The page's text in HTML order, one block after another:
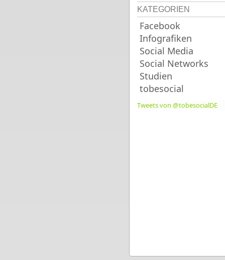
KATEGORIEN
Facebook
Infografiken
Social Media
Social Networks
Studien
tobesocial
Tweets von @tobesocialDE